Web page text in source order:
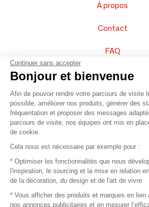
À propos
Contact
FAQ
Vendez vos produits
Plan du site
© 2016 –Organisation
Recrutement
Continuer sans accepter
Bonjour et bienvenue
Afin de pouvoir rendre votre parcours de visite
possible, améliorer nos produits, générer des
fréquentation et proposer des messages
parcours de visite, nos équipes ont mis en
de cookie.
Cela nous est nécessaire par exemple pour :
* Optimiser les fonctionnalités que nous
l'inspiration, le sourcing et la mise en relation
de la décoration, du design et de l'art de vivre
* Vous afficher des produits et marques en
nos annonces publicitaires et en mesurer